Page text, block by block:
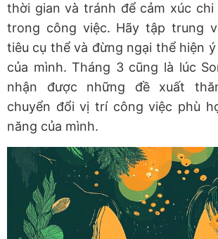
thời gian và tránh để cảm xúc chi
trong công việc. Hãy tập trung
tiêu cụ thể và đừng ngại thể hiện
của mình. Tháng 3 cũng là lúc
nhận được những đề xuất
chuyển đổi vị trí công việc phù
năng của mình.